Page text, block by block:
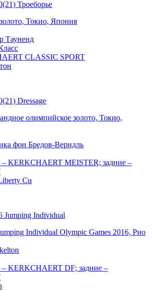
Троеборье
Токио, Япония
Тауненд
CLASSIC SPORT
Dressage
олимпийское золото, Токио,
фон Бредов-Верндль
KERKCHAERT MEISTER; задние –
Cu
Jumping Individual
Individual Olympic Games 2016, Рио
KERKCHAERT DF; задние –